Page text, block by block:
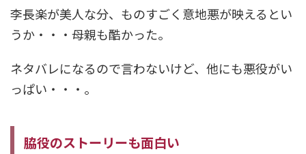
李長楽が美人な分、ものすごく意地悪が映えるとい
うか・・・母親も酷かった。
ネタバレになるので言わないけど、他にも悪役がい
っぱい・・・。
脇役のストーリーも面白い